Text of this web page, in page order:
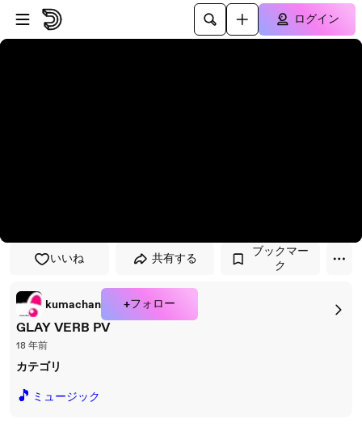
プレイヤーにスキップ
メインコンテンツにスキップ
ログイン
いいね 共有する
ブックマー
ク
kumachan +フォロー
GLAY VERB PV
18 年前
カテゴリ
🎵 ミュージック